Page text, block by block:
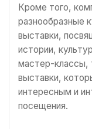
Кроме того,
разнообразные
выставки,
истории,
мастер-классы,
выставки,
интересным и
посещения.